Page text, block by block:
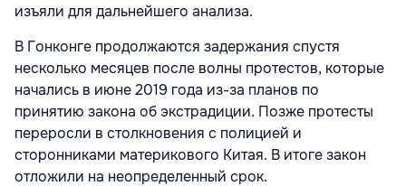
изъяли для дальнейшего анализа.
В Гонконге продолжаются задержания спустя
несколько месяцев после волны протестов, которые
начались в июне 2019 года из-за планов по
принятию закона об экстрадиции. Позже протесты
переросли в столкновения с полицией и
сторонниками материкового Китая. В итоге закон
отложили на неопределенный срок.